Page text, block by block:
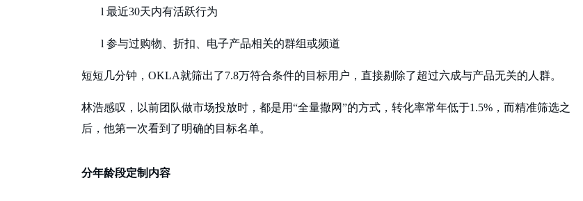
l 最近30天内有活跃行为
l 参与过购物、折扣、电子产品相关的群组或频道
短短几分钟， OKLA就筛出了7.8万符合条件的目标用户，直接剔除了超过六成与产品无关的人群。
林浩感叹，以前团队做市场投放时，都是用“全量撒网”的方式，转化率常年低于1.5%，而精准筛选之
后，他第一次看到了明确的目标名单。
分年龄段定制内容